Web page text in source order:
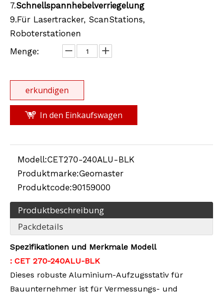
7.Schnellspannhebelverriegelung
9.Für Lasertracker, ScanStations,
Roboterstationen
Menge:
erkundigen
In den Einkaufswagen
Modell:CET270-240ALU-BLK
Produktmarke:Geomaster
Produktcode:90159000
Produktbeschreibung
Packdetails
Spezifikationen und Merkmale Modell
: CET 270-240ALU-BLK
Dieses robuste Aluminium-Aufzugsstativ für
Bauunternehmer ist für Vermessungs- und